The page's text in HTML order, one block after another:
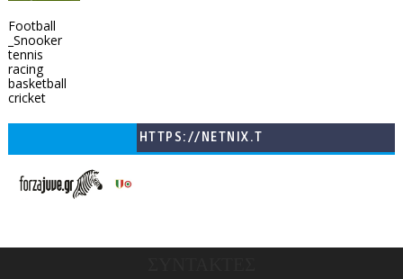
Football
_Snooker
tennis
racing
basketball
cricket
HTTPS://NETNIX.T